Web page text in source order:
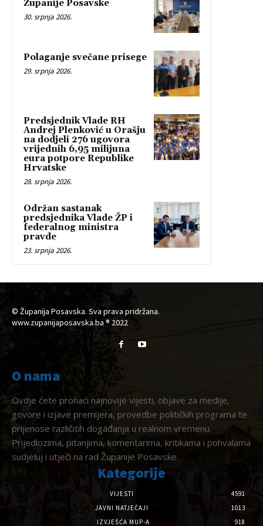
Županije Posavske
30. srpnja 2026.
Polaganje svečane prisege
29. srpnja 2026.
Predsjednik Vlade RH
Andrej Plenković u Orašju
na dodjeli 276 ugovora
vrijednih 6,95 milijuna
eura potpore Republike
Hrvatske
28. srpnja 2026.
Održan sastanak
predsjednika Vlade ŽP i
federalnog ministra
pravde
23. srpnja 2026.
© Županija Posavska. Sva prava pridržana.
www.zupanijaposavska.ba ® 2022
O nama
Ovdje ćete pronaći najnovije vijesti, objave za medije,
govore i izjave premijera, provedbe političkih programa te
prijenose različitih događanja u realnom vremenu.
Prijedlozima, pitanjima, komentarima, kritikama i pohvalama
sudjeluj i utječi na rad Županije Posavske.
Kategorije
VIJESTI
4591
JAVNI NATJEČAJI
1013
IZVJEŠĆA MUP-A
918